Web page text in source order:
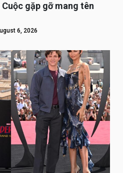
gặp gỡ mang tên
6, 2026